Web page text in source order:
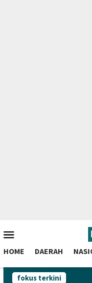
to
contentMobile
HOME DAERAH
fokus terkini